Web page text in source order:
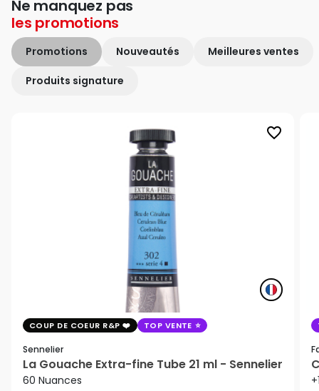
Ne manquez pas
les promotions
Promotions Nouveautés Meilleures ventes
Produits signature
favorite_border
COUP DE COEUR R&P TOP VENTE
Sennelier
La Gouache Extra-fine Tube 21 ml - Sennelier
60 Nuances